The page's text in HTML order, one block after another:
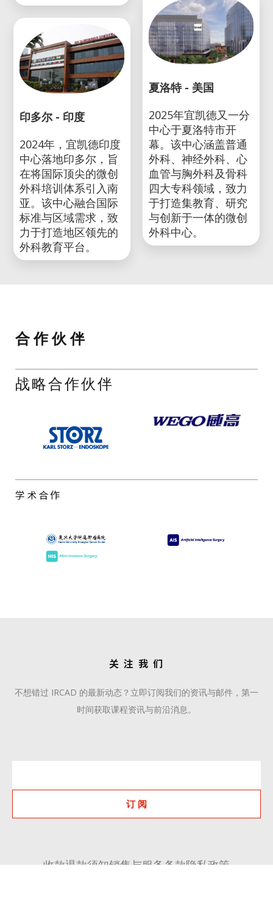
印多尔 - 印度
2024年，宜凯德印度
中心落地印多尔，旨
在将国际顶尖的微创
外科培训体系引入南
亚。该中心融合国际
标准与区域需求，致
力于打造地区领先的
外科教育平台。
夏洛特 - 美国
2025年宜凯德又一分
中心于夏洛特市开
幕。该中心涵盖普通
外科、神经外科、心
血管与胸外科及骨科
四大专科领域，致力
于打造集教育、研究
与创新于一体的微创
外科中心。
合 作 伙 伴
战略合作伙伴
学术合作
关 注 我 们
不想错过 IRCAD 的最新动态？立即订阅我们的资讯与邮件，第一
时间获取课程资讯与前沿消息。
订 阅
收款退款须知销售与服务条款隐私政策